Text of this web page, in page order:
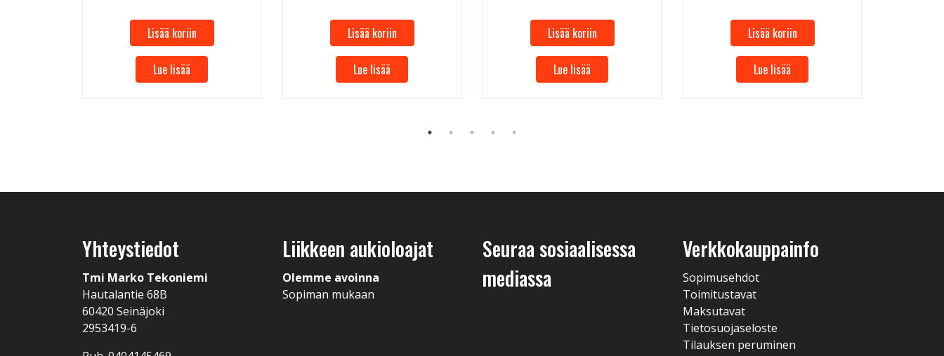
Lisää koriin
Lue lisää
Lisää koriin
Lue lisää
Lisää koriin
Lue lisää
Lisää koriin
Lue lisää
Yhteystiedot
Tmi Marko Tekoniemi
Hautalantie 68B
60420 Seinäjoki
2953419-6
Liikkeen aukioloajat
Olemme avoinna
Sopiman mukaan
Seuraa sosiaalisessa
mediassa
Verkkokauppainfo
Sopimusehdot
Toimitustavat
Maksutavat
Tietosuojaseloste
Tilauksen peruminen